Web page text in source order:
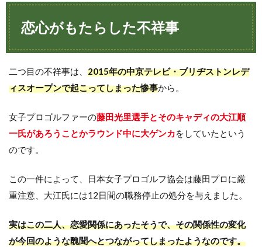
祥
に
げ
に
歩
む
子
プ
ロ
ゴ
ァ
ー
恋心がもたらした不祥事
二つ目の不祥事は、 2015年の中京テレビ・ブリヂストンレデ
ィスオープンで起こってしまった惨事から。
女子プロゴルファーの藤田光里選手とそのキャディの大江順
一氏があろうことかラウンド中に大ゲンカをしていたという
のです。
この一件によって、日本女子プロゴルフ協会は藤田プロに厳
重注意、大江氏には12日間の職務停止の処分を与えました。
実はこの二人、恋愛関係にあったそうで、その関係性の変化
が今回のような醜聞へとつながってしまったようなのです。